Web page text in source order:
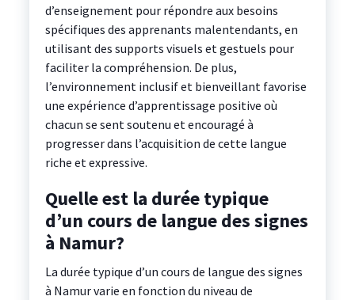
d’enseignement pour répondre aux besoins
spécifiques des apprenants malentendants, en
utilisant des supports visuels et gestuels pour
faciliter la compréhension. De plus,
l’environnement inclusif et bienveillant favorise
une expérience d’apprentissage positive où
chacun se sent soutenu et encouragé à
progresser dans l’acquisition de cette langue
riche et expressive.
Quelle est la durée typique
d’un cours de langue des signes
à Namur?
La durée typique d’un cours de langue des signes
à Namur varie en fonction du niveau de